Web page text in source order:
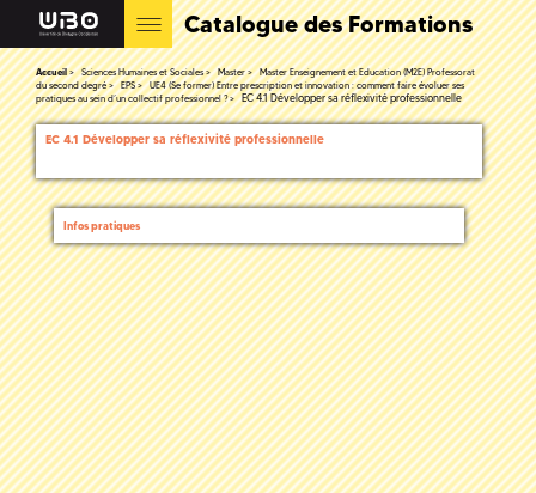
Catalogue des Formations
Accueil Sciences Humaines et Sociales Master
Master Enseignement et Education (M2E) Professorat
du second degré
EPS
UE4 (Se former) Entre prescription et innovation : comment faire évoluer ses
pratiques au sein d’un collectif professionnel ?
EC 4.1 Développer sa réflexivité professionnelle
EC 4.1 Développer sa réflexivité professionnelle
Infos pratiques